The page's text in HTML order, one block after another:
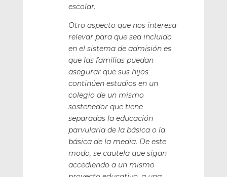
escolar.
Otro aspecto que nos interesa
relevar para que sea incluido
en el sistema de admisión es
que las familias puedan
asegurar que sus hijos
continúen estudios en un
colegio de un mismo
sostenedor que tiene
separadas la educación
parvularia de la básica o la
básica de la media. De este
modo, se cautela que sigan
accediendo a un mismo